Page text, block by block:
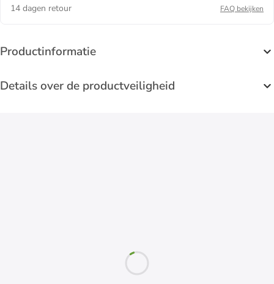
14 dagen retour
FAQ bekijken
Productinformatie
Details over de productveiligheid